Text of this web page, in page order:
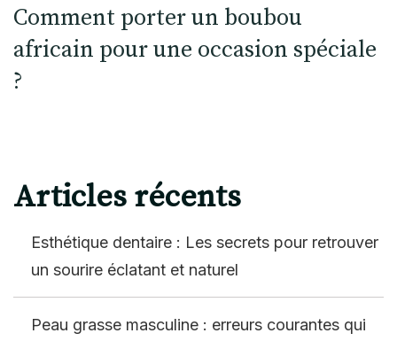
Comment porter un boubou
africain pour une occasion spéciale
?
Articles récents
Esthétique dentaire : Les secrets pour retrouver
un sourire éclatant et naturel
Peau grasse masculine : erreurs courantes qui